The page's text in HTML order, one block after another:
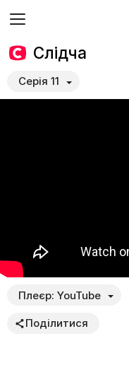
Слідча
Серія 11
Плеєр: YouTube
Поділитися